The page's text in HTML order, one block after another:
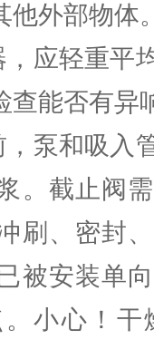
他外部物体
应轻重平
查能否有异
泵和吸入
。截止阀
刷、密封
被安装单
小心！